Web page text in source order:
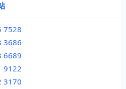
7528
3686
6689
9122
3170